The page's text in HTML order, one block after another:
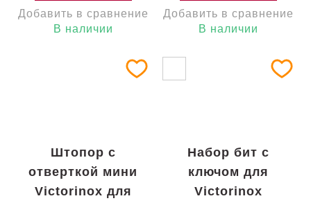
Добавить в сравнение
В наличии
Добавить в сравнение
В наличии
Штопор с
отверткой мини
Victorinox для
Набор бит с
ключом для
Victorinox